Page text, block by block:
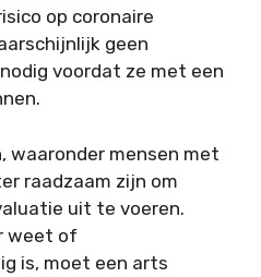
op coronaire
geen
voordat ze met een
waaronder mensen met
raadzaam zijn om
uit te voeren.
weet of
is, moet een arts